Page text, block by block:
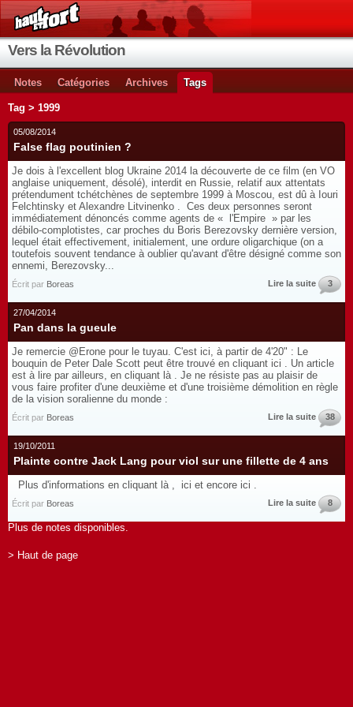
Vers la Révolution
Notes Catégories Archives Tags
Tag > 1999
05/08/2014
False flag poutinien ?
Je dois à l'excellent blog Ukraine 2014 la découverte de ce film (en VO
anglaise uniquement, désolé), interdit en Russie, relatif aux attentats
prétendument tchétchènes de septembre 1999 à Moscou, est dû à Iouri
Felchtinsky et Alexandre Litvinenko . Ces deux personnes seront
immédiatement dénoncés comme agents de « l'Empire » par les
débilo-complotistes, car proches du Boris Berezovsky dernière version,
lequel était effectivement, initialement, une ordure oligarchique (on a
toutefois souvent tendance à oublier qu'avant d'être désigné comme son
ennemi, Berezovsky...
Écrit par Boreas Lire la suite 3
27/04/2014
Pan dans la gueule
Je remercie @Erone pour le tuyau. C'est ici, à partir de 4'20" : Le
bouquin de Peter Dale Scott peut être trouvé en cliquant ici . Un article
est à lire par ailleurs, en cliquant là . Je ne résiste pas au plaisir de
vous faire profiter d'une deuxième et d'une troisième démolition en règle
de la vision soralienne du monde :
Écrit par Boreas Lire la suite 38
19/10/2011
Plainte contre Jack Lang pour viol sur une fillette de 4 ans
Plus d'informations en cliquant là , ici et encore ici .
Écrit par Boreas Lire la suite 8
Plus de notes disponibles.
> Haut de page